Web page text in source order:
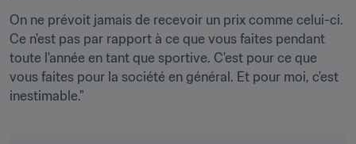
On ne prévoit jamais de recevoir un prix comme celui-ci.
Ce n'est pas par rapport à ce que vous faites pendant
toute l'année en tant que sportive. C'est pour ce que
vous faites pour la société en général. Et pour moi, c'est
inestimable."